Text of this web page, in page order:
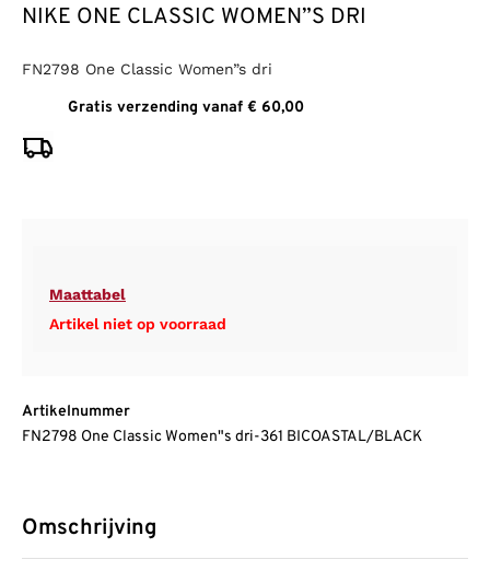
NIKE ONE CLASSIC WOMEN”S DRI
FN2798 One Classic Women”s dri
Gratis verzending vanaf € 60,00
Maattabel
Artikel niet op voorraad
Artikelnummer
FN2798 One Classic Women"s dri-361 BICOASTAL/BLACK
Omschrijving